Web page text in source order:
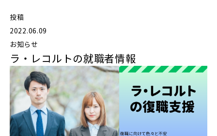
投稿
2022.06.09
お知らせ
ラ・レコルトの就職者情報